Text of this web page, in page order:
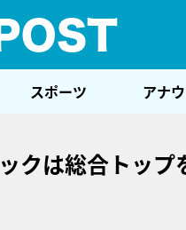
スポーツ アナ
クは総合トップ